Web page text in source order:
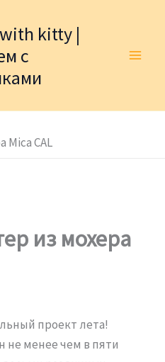
kitty |
с
Mica CAL
из мохера
проект лета!
не менее чем в пяти